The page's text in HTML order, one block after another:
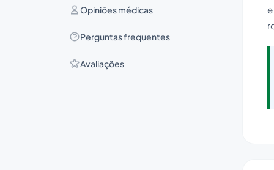
Opiniões médicas
Perguntas frequentes
Avaliações